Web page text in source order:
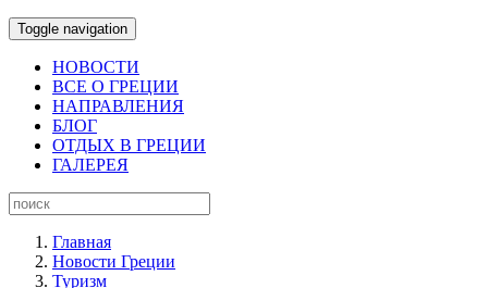
Toggle navigation
НОВОСТИ
ВСЕ О ГРЕЦИИ
НАПРАВЛЕНИЯ
БЛОГ
ОТДЫХ В ГРЕЦИИ
ГАЛЕРЕЯ
Главная
Новости Греции
Туризм